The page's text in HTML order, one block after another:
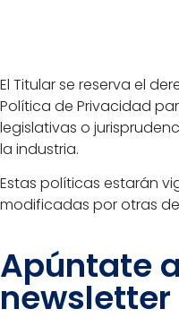
El Titular se reserva el
Política de Privacidad
legislativas o
la industria.
Estas políticas estarán
modificadas por otras
Apúntate
newsletter